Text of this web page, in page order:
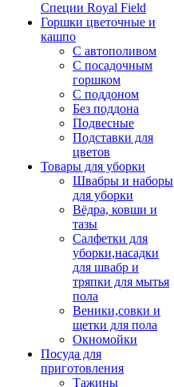
Специи Royal Field
Горшки цветочные и
кашпо
С автополивом
С посадочным
горшком
С поддоном
Без поддона
Подвесные
Подставки для
цветов
Товары для уборки
Швабры и наборы
для уборки
Вёдра, ковши и
тазы
Салфетки для
уборки,насадки
для швабр и
тряпки для мытья
пола
Веники,совки и
щетки для пола
Окномойки
Посуда для
приготовления
Тажины